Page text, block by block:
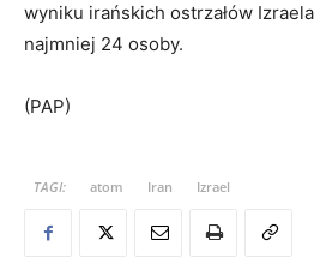
wyniku irańskich ostrzałów
najmniej 24 osoby.
(PAP)
TAGI: atom Iran Izrael